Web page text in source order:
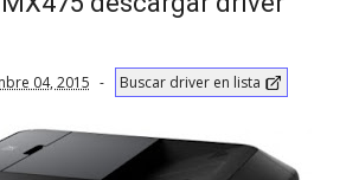
04, 2015 Buscar driver en lista